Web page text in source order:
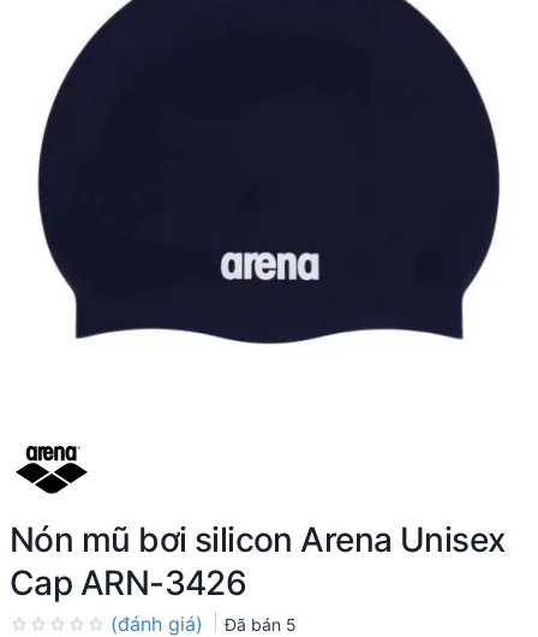
Nón mũ bơi silicon Arena Unisex
Cap ARN-3426
(đánh giá) Đã bán 5